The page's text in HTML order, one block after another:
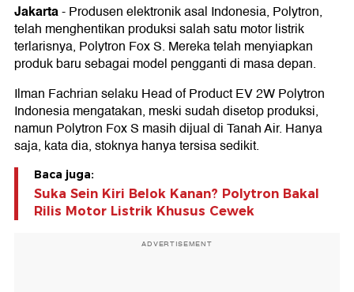
Jakarta-Produsen elektronik asal Indonesia, Polytron,
telah menghentikan produksi salah satu motor listrik
terlarisnya, Polytron Fox S. Mereka telah menyiapkan
produk baru sebagai model pengganti di masa depan.
Ilman Fachrian selaku Head of Product EV 2W Polytron
Indonesia mengatakan, meski sudah disetop produksi,
namun Polytron Fox S masih dijual di Tanah Air. Hanya
saja, kata dia, stoknya hanya tersisa sedikit.
Baca juga:
Suka Sein Kiri Belok Kanan? Polytron Bakal
Rilis Motor Listrik Khusus Cewek
ADVERTISEMENT